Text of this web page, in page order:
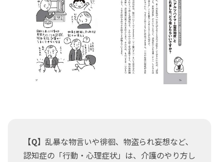
【Q】 乱暴な物言いや徘徊、物盗られ妄想など、
認知症の「行動・心理症状」は、介護のやり方し